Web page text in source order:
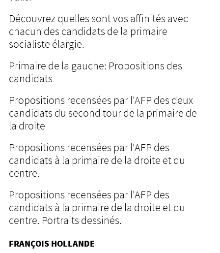
Découvrez quelles sont vos affinités avec
chacun des candidats de la primaire
socialiste élargie.
Primaire de la gauche: Propositions des
candidats
Propositions recensées par l'AFP des deux
candidats du second tour de la primaire de
la droite
Propositions recensées par l'AFP des
candidats à la primaire de la droite et du
centre.
Propositions recensées par l'AFP des
candidats à la primaire de la droite et du
centre. Portraits dessinés.
FRANÇOIS HOLLANDE